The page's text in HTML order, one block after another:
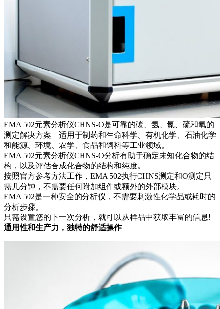
EMA 502元素分析仪CHNS-O是可靠的碳、氢、氮、硫和氧的
测定解决方案，适用于制药和生命科学、有机化学、石油化学
和能源、环境、农学、食品和饲料等工业领域。
EMA 502元素分析仪CHNS-O分析有助于确定未知化合物的结
构，以及评估合成化合物的结构和纯度。
按照官方参考方法工作，EMA 502执行CHNS测定和O测定只
需几分钟，不需要任何附加组件或额外的外部模块。
EMA 502是一种安全的分析仪，不需要刺激性化学品或耗时的
分析步骤。
只需设置您的下一次分析，就可以从样品中获取丰富的信息!
通用性和生产力，独特的舒适操作